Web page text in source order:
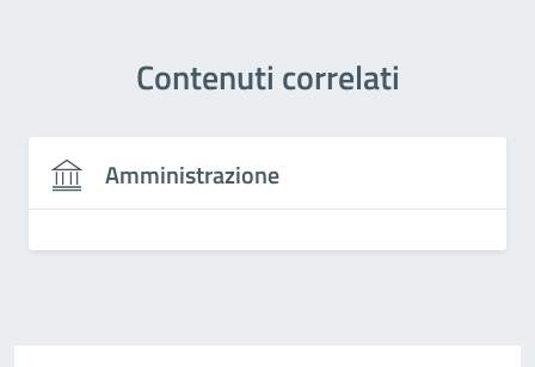
Contenuti correlati
Amministrazione